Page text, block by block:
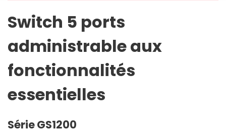
Switch 5 ports
administrable aux
fonctionnalités
essentielles
Série GS1200